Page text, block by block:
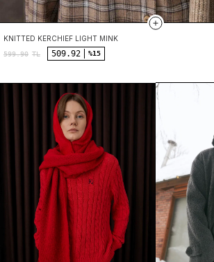
KNITTED KERCHIEF LIGHT MINK
599.90 TL 509.92 %15